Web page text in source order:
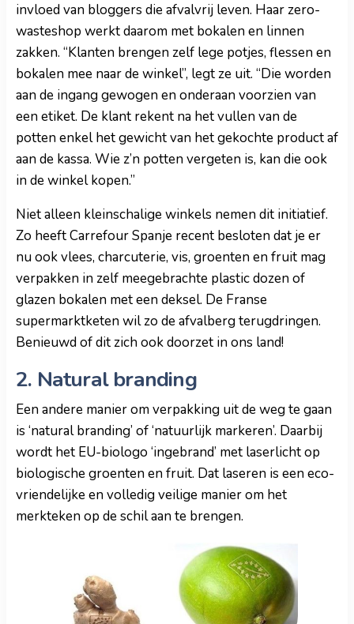
invloed van bloggers die afvalvrij leven. Haar zero-
wasteshop werkt daarom met bokalen en linnen
zakken. “Klanten brengen zelf lege potjes, flessen en
bokalen mee naar de winkel”, legt ze uit. “Die worden
aan de ingang gewogen en onderaan voorzien van
een etiket. De klant rekent na het vullen van de
potten enkel het gewicht van het gekochte product af
aan de kassa. Wie z’n potten vergeten is, kan die ook
in de winkel kopen.”
Niet alleen kleinschalige winkels nemen dit initiatief.
Zo heeft Carrefour Spanje recent besloten dat je er
nu ook vlees, charcuterie, vis, groenten en fruit mag
verpakken in zelf meegebrachte plastic dozen of
glazen bokalen met een deksel. De Franse
supermarktketen wil zo de afvalberg terugdringen.
Benieuwd of dit zich ook doorzet in ons land!
2. Natural branding
Een andere manier om verpakking uit de weg te gaan
is ‘natural branding’ of ‘natuurlijk markeren’. Daarbij
wordt het EU-biologo ‘ingebrand’ met laserlicht op
biologische groenten en fruit. Dat laseren is een eco-
vriendelijke en volledig veilige manier om het
merkteken op de schil aan te brengen.